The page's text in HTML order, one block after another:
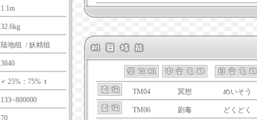
1.1m
32.6kg
陆地组 / 妖精组
3840
♂ 25%：75% ♀
133~800000
TM04 冥想 めいそう
TM06 剧毒 どくどく